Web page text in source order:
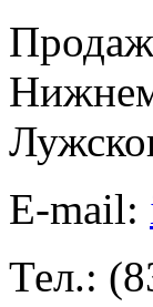
E-mail:
Тел.: